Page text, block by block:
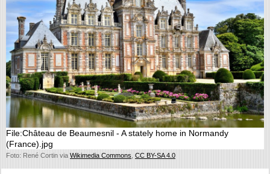
File:Château de Beaumesnil - A stately home in Normandy
(France).jpg
Foto: René Cortin via Wikimedia Commons CC BY-SA 4.0